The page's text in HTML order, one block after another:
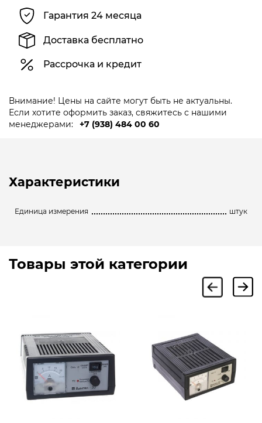
Гарантия 24 месяца
Доставка бесплатно
Рассрочка и кредит
Внимание! Цены на сайте могут быть не актуальны.
Если хотите оформить заказ, свяжитесь с нашими
менеджерами:
+7 (938) 484 00 60
Характеристики
Единица измерения штук
Товары этой категории